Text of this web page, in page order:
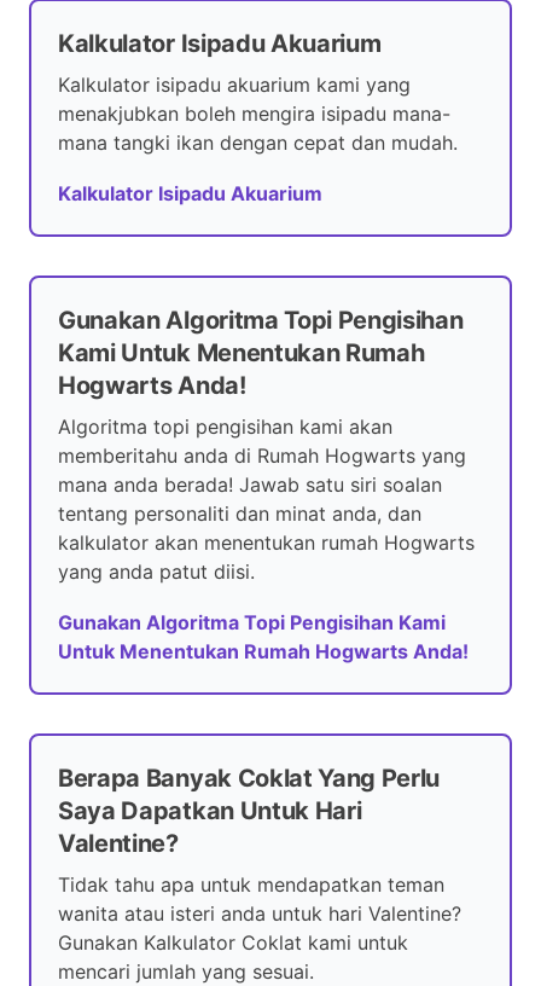
Kalkulator Isipadu Akuarium
Kalkulator isipadu akuarium kami yang
menakjubkan boleh mengira isipadu mana-
mana tangki ikan dengan cepat dan mudah.
Kalkulator Isipadu Akuarium
Gunakan Algoritma Topi Pengisihan
Kami Untuk Menentukan Rumah
Hogwarts Anda!
Algoritma topi pengisihan kami akan
memberitahu anda di Rumah Hogwarts yang
mana anda berada! Jawab satu siri soalan
tentang personaliti dan minat anda, dan
kalkulator akan menentukan rumah Hogwarts
yang anda patut diisi.
Gunakan Algoritma Topi Pengisihan Kami
Untuk Menentukan Rumah Hogwarts Anda!
Berapa Banyak Coklat Yang Perlu
Saya Dapatkan Untuk Hari
Valentine?
Tidak tahu apa untuk mendapatkan teman
wanita atau isteri anda untuk hari Valentine?
Gunakan Kalkulator Coklat kami untuk
mencari jumlah yang sesuai.